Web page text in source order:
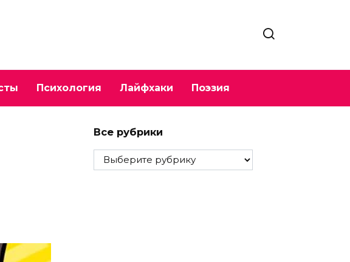
Психология Лайфхаки Поэзия
Все рубрики
Все
рубрики